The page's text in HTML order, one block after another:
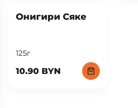
Онигири Сяке
125г
10.90 BYN